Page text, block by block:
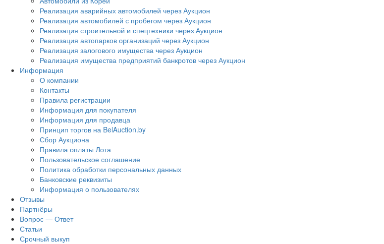
Реализация аварийных автомобилей через Аукцион
Реализация автомобилей с пробегом через Аукцион
Реализация строительной и спецтехники через Аукцион
Реализация автопарков организаций через Аукцион
Реализация залогового имущества через Аукцион
Реализация имущества предприятий банкротов через Аукцион
Информация
О компании
Контакты
Правила регистрации
Информация для покупателя
Информация для продавца
Принцип торгов на BelAuction.by
Сбор Аукциона
Правила оплаты Лота
Пользовательское соглашение
Политика обработки персональных данных
Банковские реквизиты
Информация о пользователях
Отзывы
Партнёры
Вопрос — Ответ
Статьи
Срочный выкуп